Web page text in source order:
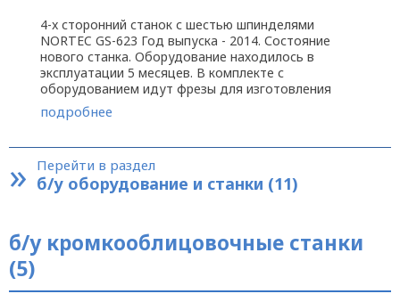
4-x сторонний станок с шестью шпинделями
NORTEC GS-623 Год выпуска - 2014. Состояние
нового станка. Оборудование находилось в
эксплуатации 5 месяцев. В комплекте с
оборудованием идут фрезы для изготовления
евровагонки (софт), доски пола (27 и 35 ...
подробнее
» Перейти в раздел
б/у оборудование и станки (11)
б/у кромкооблицовочные станки
(5)